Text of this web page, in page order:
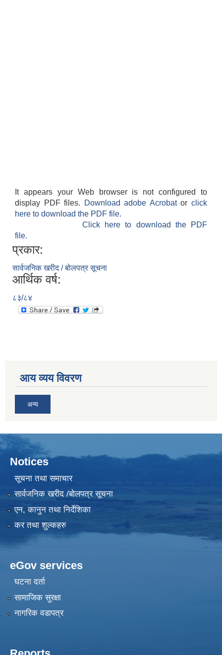
It appears your Web browser is not configured to
display PDF files.
Download adobe Acrobatorclick
here to download the PDF file.
Click here to download the PDF
file.
प्रकार:
सार्वजनिक खरीद / बोलपत्र सूचना
आर्थिक वर्ष:
८३/८४
आय व्यय विवरण
अन्य
Notices
सूचना तथा समाचार
सार्वजनिक खरीद /बोलपत्र सूचना
एन, कानुन तथा निर्देशिका
कर तथा शुल्कहरु
eGov services
घटना दर्ता
सामाजिक सुरक्षा
नागरिक वडापत्र